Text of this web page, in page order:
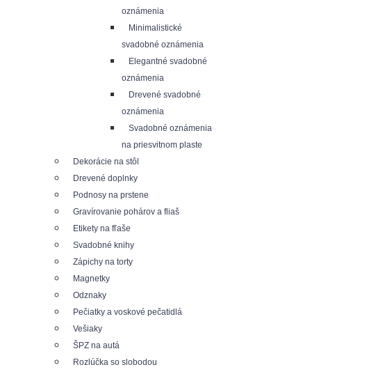
oznámenia
Minimalistické
svadobné oznámenia
Elegantné svadobné
oznámenia
Drevené svadobné
oznámenia
Svadobné oznámenia
na priesvitnom plaste
Dekorácie na stôl
Drevené doplnky
Podnosy na prstene
Gravírovanie pohárov a fliaš
Etikety na fľaše
Svadobné knihy
Zápichy na torty
Magnetky
Odznaky
Pečiatky a voskové pečatidlá
Vešiaky
ŠPZ na autá
Rozlúčka so slobodou